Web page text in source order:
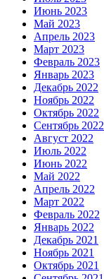
Июнь 2023
Май 2023
Апрель 2023
Март 2023
Февраль 2023
Январь 2023
Декабрь 2022
Ноябрь 2022
Октябрь 2022
Сентябрь 2022
Август 2022
Июль 2022
Июнь 2022
Май 2022
Апрель 2022
Март 2022
Февраль 2022
Январь 2022
Декабрь 2021
Ноябрь 2021
Октябрь 2021